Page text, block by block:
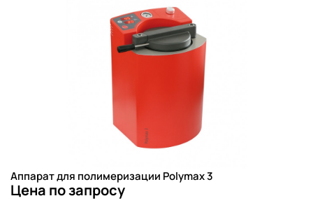
Аппарат для полимеризации Polymax 3
Цена по запросу